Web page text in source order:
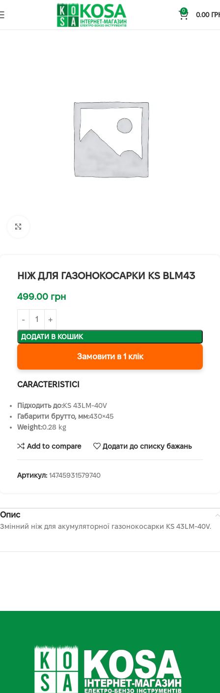
0
0.00
НІЖ ДЛЯ ГАЗОНОКОСАРКИ KS BLM43
499.00 грн
ДОДАТИ В КОШИК
Замовити в 1 клік
CARACTERISTICI
Підходить до:KS 43LM-40V
Габарити брутто, мм:430×45
Weight:0.28 kg
Add to compare Додати до списку бажань
Артикул: 14745931579740
Опис
Змінний ніж для акумуляторної газонокосарки KS 43LM-40V.